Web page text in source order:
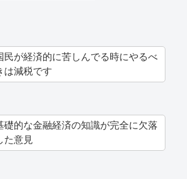
民が経済的に苦しんでる時にやるべ
は減税です
礎的な金融経済の知識が完全に欠落
た意見